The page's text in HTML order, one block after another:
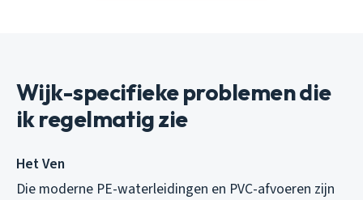
Wijk-specifieke problemen die
ik regelmatig zie
Het Ven
Die moderne PE-waterleidingen en PVC-afvoeren zijn